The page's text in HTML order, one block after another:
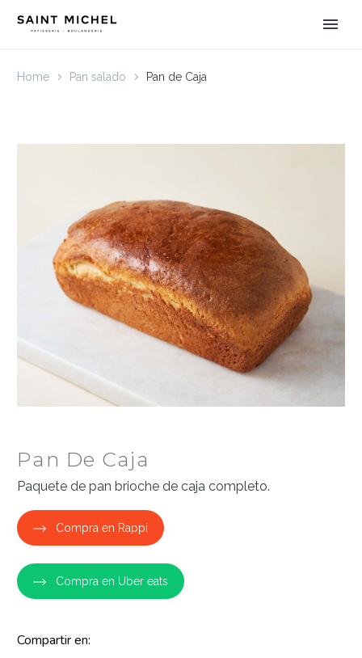
Home Pan salado Pan de Caja
Pan De Caja
Paquete de pan brioche de caja completo.
Compra en Rappi
Compra en Uber eats
Compartir en: